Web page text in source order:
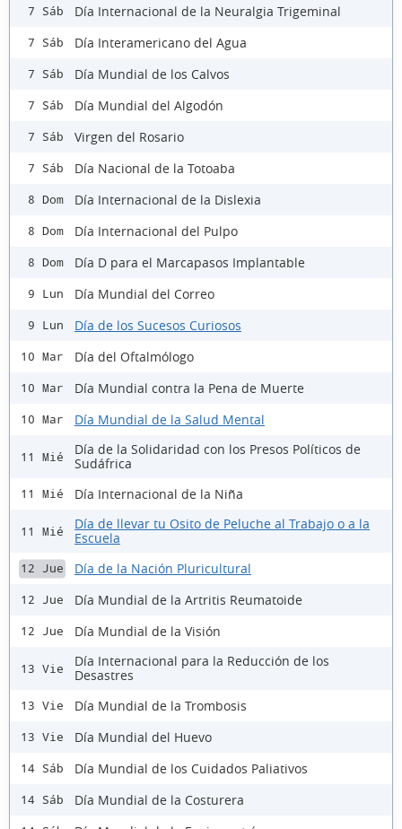
7 Sáb Día Internacional de la Neuralgia Trigeminal
7 Sáb Día Interamericano del Agua
7 Sáb Día Mundial de los Calvos
7 Sáb Día Mundial del Algodón
7 Sáb Virgen del Rosario
7 Sáb Día Nacional de la Totoaba
8 Dom Día Internacional de la Dislexia
8 Dom Día Internacional del Pulpo
8 Dom Día D para el Marcapasos Implantable
9 Lun Día Mundial del Correo
9 Lun Día de los Sucesos Curiosos
10 Mar Día del Oftalmólogo
10 Mar Día Mundial contra la Pena de Muerte
10 Mar Día Mundial de la Salud Mental
11 Mié
Día de la Solidaridad con los Presos Políticos de
Sudáfrica
11 Mié Día Internacional de la Niña
11 Mié
Día de llevar tu Osito de Peluche al Trabajo o a la
Escuela
12 Jue Día de la Nación Pluricultural
12 Jue Día Mundial de la Artritis Reumatoide
12 Jue Día Mundial de la Visión
13 Vie
Día Internacional para la Reducción de los
Desastres
13 Vie Día Mundial de la Trombosis
13 Vie Día Mundial del Huevo
14 Sáb Día Mundial de los Cuidados Paliativos
14 Sáb Día Mundial de la Costurera